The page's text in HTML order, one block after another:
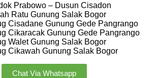
Prabowo – Dusun Cisadon
Ratu Gunung Salak Bogor
Cisadane Gunung Gede Pangrango
Cikaracak Gunung Gede Pangrango
Walet Gunung Salak Bogor
Cikawah Gunung Salak Bogor
Chat Via Whatsapp